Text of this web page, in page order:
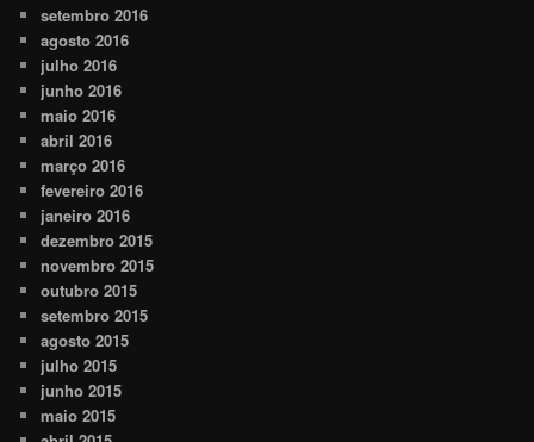
setembro 2016
agosto 2016
julho 2016
junho 2016
maio 2016
abril 2016
março 2016
fevereiro 2016
janeiro 2016
dezembro 2015
novembro 2015
outubro 2015
setembro 2015
agosto 2015
julho 2015
junho 2015
maio 2015